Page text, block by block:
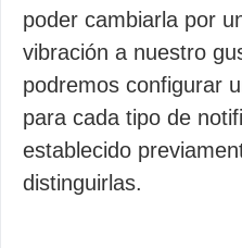
poder cambiarla por
vibración a nuestro
podremos configurar
para cada tipo de
establecido
distinguirlas.